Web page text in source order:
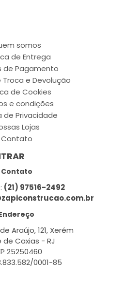
somos
de Entrega
de Pagamento
e Devolução
de Cookies
e condições
de Privacidade
Lojas
Contato
Contato
(21) 97516-2492
Araújo, 121, Xerém
de Caxias - RJ
25250460
0001-85